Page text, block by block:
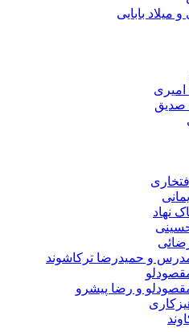
بابایی
حمیدرضا ترکاشوند
و رضا پیشرو